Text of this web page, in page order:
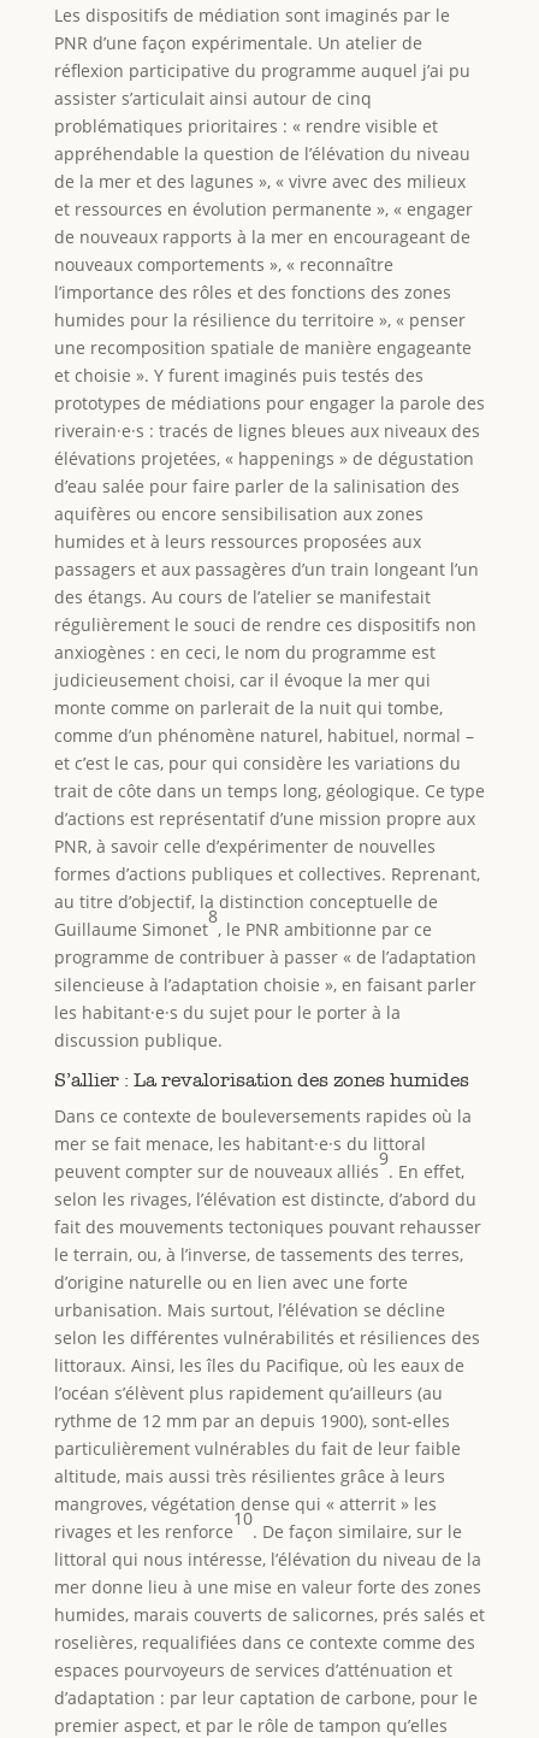
Les dispositifs de médiation sont imaginés par le
PNR d’une façon expérimentale. Un atelier de
réflexion participative du programme auquel j’ai pu
assister s’articulait ainsi autour de cinq
problématiques prioritaires : « rendre visible et
appréhendable la question de l’élévation du niveau
de la mer et des lagunes », « vivre avec des milieux
et ressources en évolution permanente », « engager
de nouveaux rapports à la mer en encourageant de
nouveaux comportements », « reconnaître
l’importance des rôles et des fonctions des zones
humides pour la résilience du territoire », « penser
une recomposition spatiale de manière engageante
et choisie ». Y furent imaginés puis testés des
prototypes de médiations pour engager la parole des
riverain·e·s : tracés de lignes bleues aux niveaux des
élévations projetées, « happenings » de dégustation
d’eau salée pour faire parler de la salinisation des
aquifères ou encore sensibilisation aux zones
humides et à leurs ressources proposées aux
passagers et aux passagères d’un train longeant l’un
des étangs. Au cours de l’atelier se manifestait
régulièrement le souci de rendre ces dispositifs non
anxiogènes : en ceci, le nom du programme est
judicieusement choisi, car il évoque la mer qui
monte comme on parlerait de la nuit qui tombe,
comme d’un phénomène naturel, habituel, normal –
et c’est le cas, pour qui considère les variations du
trait de côte dans un temps long, géologique. Ce type
d’actions est représentatif d’une mission propre aux
PNR, à savoir celle d’expérimenter de nouvelles
formes d’actions publiques et collectives. Reprenant,
au titre d’objectif, la distinction conceptuelle de
Guillaume Simonet
8
, le PNR ambitionne par ce
programme de contribuer à passer « de l’adaptation
silencieuse à l’adaptation choisie », en faisant parler
les habitant·e·s du sujet pour le porter à la
discussion publique.
S’allier : La revalorisation des zones humides
Dans ce contexte de bouleversements rapides où la
mer se fait menace, les habitant·e·s du littoral
peuvent compter sur de nouveaux alliés
9
. En effet,
selon les rivages, l’élévation est distincte, d’abord du
fait des mouvements tectoniques pouvant rehausser
le terrain, ou, à l’inverse, de tassements des terres,
d’origine naturelle ou en lien avec une forte
urbanisation. Mais surtout, l’élévation se décline
selon les différentes vulnérabilités et résiliences des
littoraux. Ainsi, les îles du Pacifique, où les eaux de
l’océan s’élèvent plus rapidement qu’ailleurs (au
rythme de 12 mm par an depuis 1900), sont-elles
particulièrement vulnérables du fait de leur faible
altitude, mais aussi très résilientes grâce à leurs
mangroves, végétation dense qui « atterrit » les
rivages et les renforce
10
. De façon similaire, sur le
littoral qui nous intéresse, l’élévation du niveau de la
mer donne lieu à une mise en valeur forte des zones
humides, marais couverts de salicornes, prés salés et
roselières, requalifiées dans ce contexte comme des
espaces pourvoyeurs de services d’atténuation et
d’adaptation : par leur captation de carbone, pour le
premier aspect, et par le rôle de tampon qu’elles